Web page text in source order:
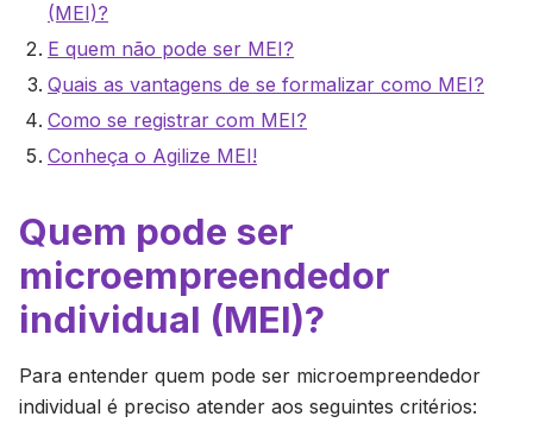
(MEI)?
E quem não pode ser MEI?
Quais as vantagens de se formalizar como MEI?
Como se registrar com MEI?
Conheça o Agilize MEI!
Quem pode ser
microempreendedor
individual (MEI)?
Para entender quem pode ser microempreendedor
individual é preciso atender aos seguintes critérios: